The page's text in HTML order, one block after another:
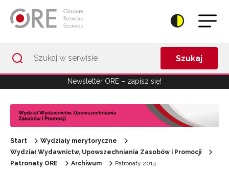
Szukaj
Newsletter ORE – zapisz się!
Start
Wydziały merytoryczne
Wydział Wydawnictw, Upowszechniania Zasobów i Promocji
Patronaty ORE
Archiwum Patronaty 2014